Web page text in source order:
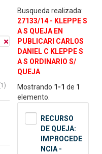
Busqueda realizada:
27133/14 - KLEPPE S
A S QUEJA EN
PUBLICARI CARLOS
DANIEL C KLEPPE S
A S ORDINARIO S/
QUEJA
Mostrando 1-1 de 1
elemento.
RECURSO
DE QUEJA:
IMPROCEDE
NCIA -